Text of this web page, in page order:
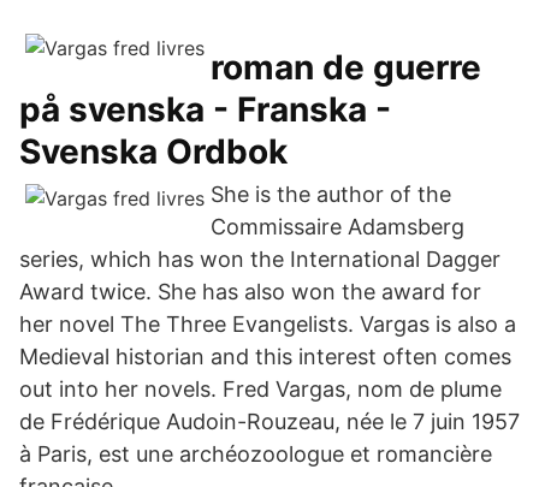
roman de guerre
på svenska - Franska -
Svenska Ordbok
She is the author of the
Commissaire Adamsberg
series, which has won the International Dagger
Award twice. She has also won the award for
her novel The Three Evangelists. Vargas is also a
Medieval historian and this interest often comes
out into her novels. Fred Vargas, nom de plume
de Frédérique Audoin-Rouzeau, née le 7 juin 1957
à Paris, est une archéozoologue et romancière